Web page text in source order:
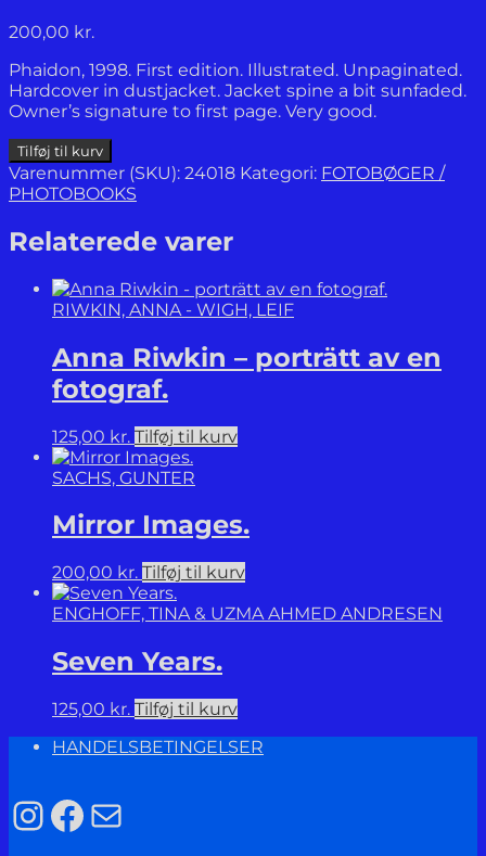
200,00 kr.
Phaidon, 1998. First edition. Illustrated. Unpaginated.
Hardcover in dustjacket. Jacket spine a bit sunfaded.
Owner’s signature to first page. Very good.
Any
Objections?
antal
Tilføj til kurv
Varenummer (SKU): 24018 Kategori: FOTOBØGER /
PHOTOBOOKS
Relaterede varer
RIWKIN, ANNA - WIGH, LEIF
Anna Riwkin – porträtt av en
fotograf.
125,00 kr. Tilføj til kurv
SACHS, GUNTER
Mirror Images.
200,00 kr. Tilføj til kurv
ENGHOFF, TINA & UZMA AHMED ANDRESEN
Seven Years.
125,00 kr. Tilføj til kurv
HANDELSBETINGELSER
Instagram
Facebook
Mail